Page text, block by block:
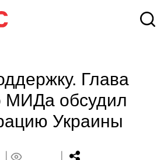
Глава
МИДа обсудил
Украины